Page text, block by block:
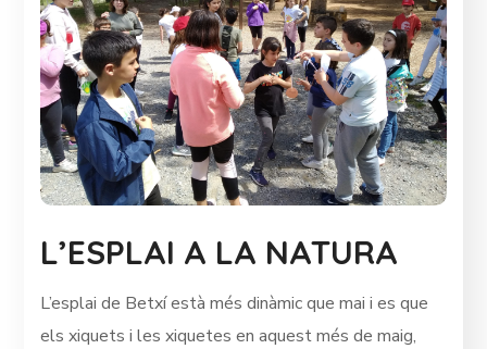
L’ESPLAI A LA NATURA
L’esplai de Betxí està més dinàmic que mai i es que
els xiquets i les xiquetes en aquest més de maig,